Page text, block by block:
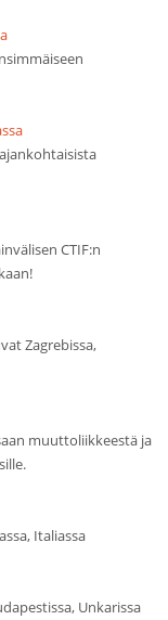
CTIF:n
Zagrebissa,
muuttoliikkeestä ja
Italiassa
Unkarissa